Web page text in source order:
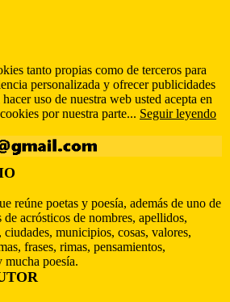
tanto propias como de terceros para
personalizada y ofrecer publicidades
uso de nuestra web usted acepta en
por nuestra parte... Seguir leyendo
reúne poetas y poesía, además de uno de
acrósticos de nombres, apellidos,
municipios, cosas, valores,
frases, rimas, pensamientos,
poesía.